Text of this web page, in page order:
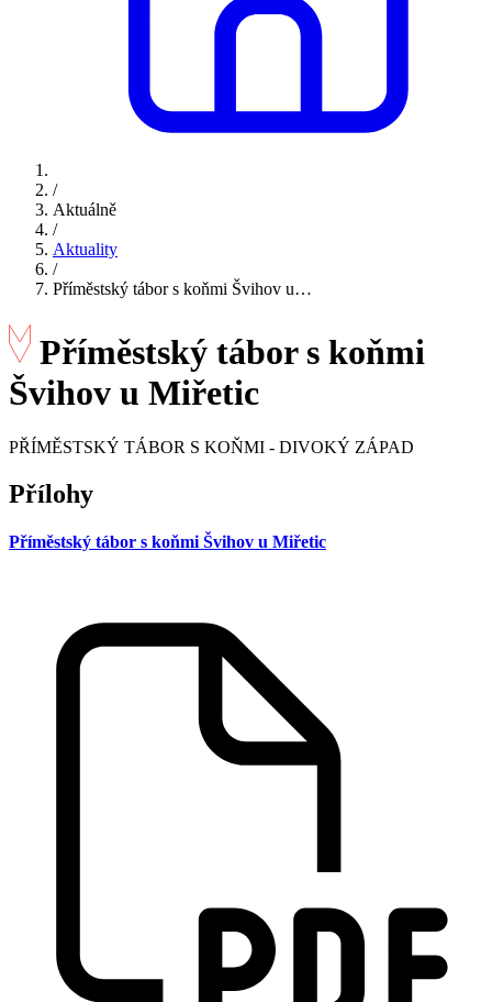
/
Aktuálně
/
Aktuality
/
Příměstský tábor s koňmi Švihov u…
Příměstský tábor s koňmi
Švihov u Miřetic
PŘÍMĚSTSKÝ TÁBOR S KOŇMI - DIVOKÝ ZÁPAD
Přílohy
Příměstský tábor s koňmi Švihov u Miřetic